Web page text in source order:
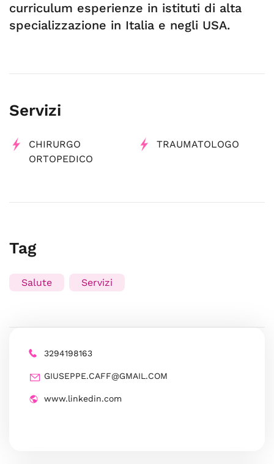
curriculum esperienze in istituti di alta
specializzazione in Italia e negli USA.
Servizi
CHIRURGO
ORTOPEDICO
TRAUMATOLOGO
Tag
Salute Servizi
3294198163
GIUSEPPE.CAFF@GMAIL.COM
www.linkedin.com